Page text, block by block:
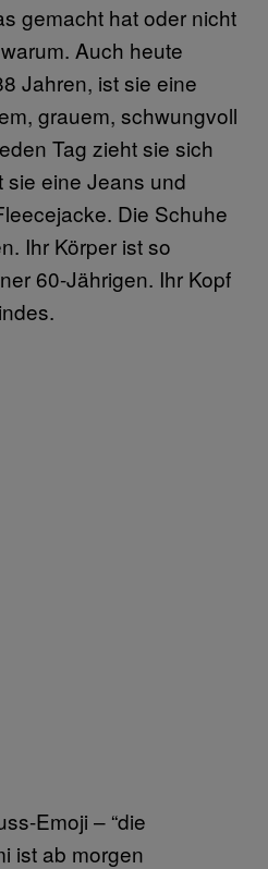
gemacht hat oder nicht
Auch heute
Jahren, ist sie eine
grauem, schwungvoll
Tag zieht sie sich
sie eine Jeans und
Die Schuhe
Ihr Körper ist so
60-Jährigen. Ihr Kopf
Emoji – “die
ist ab morgen